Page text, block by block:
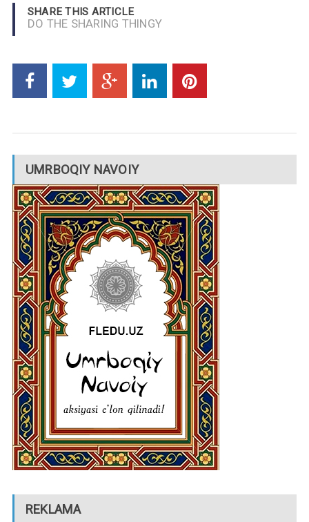
SHARE THIS ARTICLE
DO THE SHARING THINGY
UMRBOQIY NAVOIY
REKLAMA